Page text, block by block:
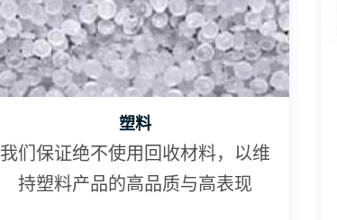
塑料
我们保证绝不使用回收材料，以维
持塑料产品的高品质与高表现